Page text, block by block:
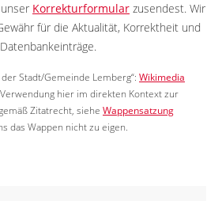
Korrekturformular zusendest. Wir
für die Aktualität, Korrektheit und
Stadt/Gemeinde Lemberg“: Wikimedia
hier im direkten Kontext zur
Zitatrecht, siehe Wappensatzung
das Wappen nicht zu eigen.